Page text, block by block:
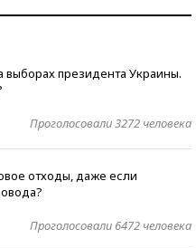
президента Украины.
Проголосовали 3272 человека
отходы, даже если
Проголосовали 6472 человека